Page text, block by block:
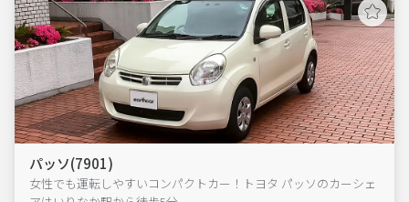
パッソ(7901)
女性でも運転しやすいコンパクトカー！トヨタ パッソのカーシェ